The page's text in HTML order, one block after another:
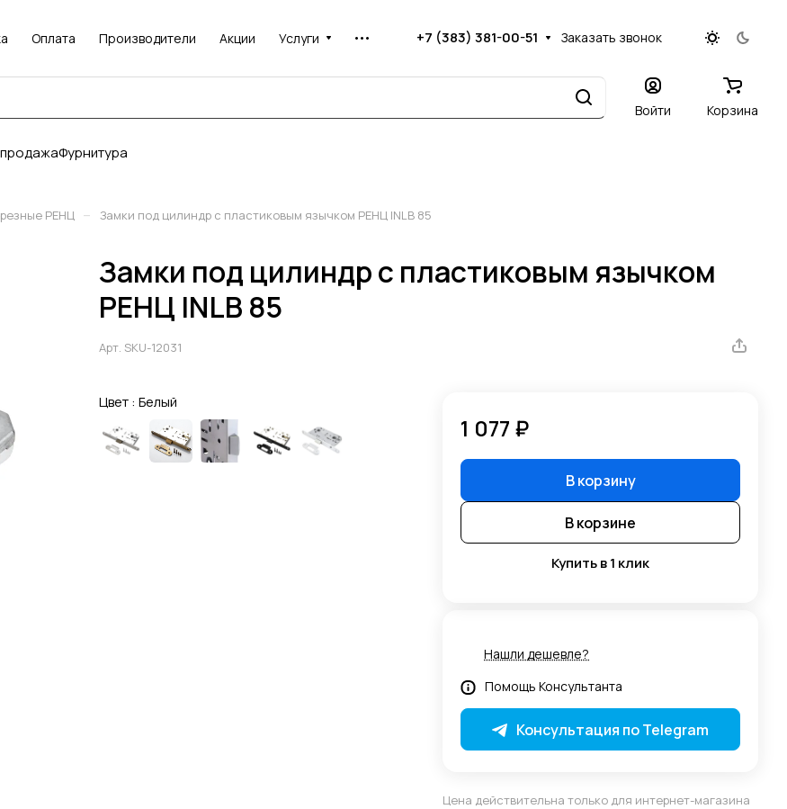
Оплата Производители Акции Услуги +7 (383) 381-00-51 Заказать звонок
Войти Корзина
Фурнитура
РЕНЦ – Замки под цилиндр с пластиковым язычком РЕНЦ INLB 85
Замки под цилиндр с пластиковым язычком
РЕНЦ INLB 85
Арт. SKU-12031
Цвет : Белый
1 077 ₽
В корзину
В корзине
Купить в 1 клик
Нашли дешевле?
Помощь Консультанта
Консультация по Telegram
Цена действительна только для интернет-магазина